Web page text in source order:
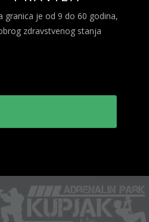
granica je od 9 do 60 godina,
zdravstvenog stanja